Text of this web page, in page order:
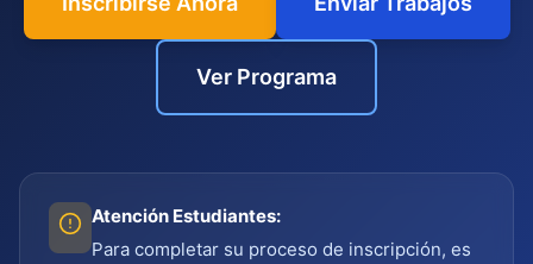
Ver Programa
Atención Estudiantes:
Para completar su proceso de inscripción, es